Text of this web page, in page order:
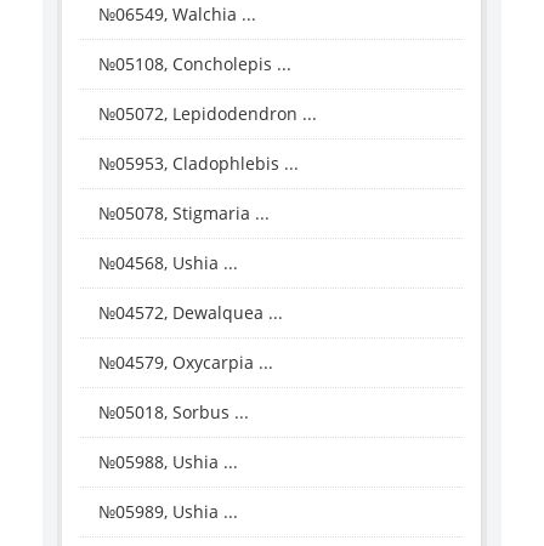
№06549, Walchia ...
№05108, Concholepis ...
№05072, Lepidodendron ...
№05953, Cladophlebis ...
№05078, Stigmaria ...
№04568, Ushia ...
№04572, Dewalquea ...
№04579, Oxycarpia ...
№05018, Sorbus ...
№05988, Ushia ...
№05989, Ushia ...